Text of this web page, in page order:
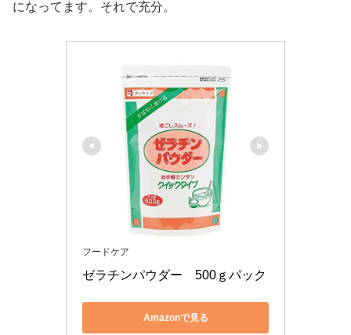
になってます。それで充分。
フードケア
ゼラチンパウダー　500ｇパック
Amazonで見る